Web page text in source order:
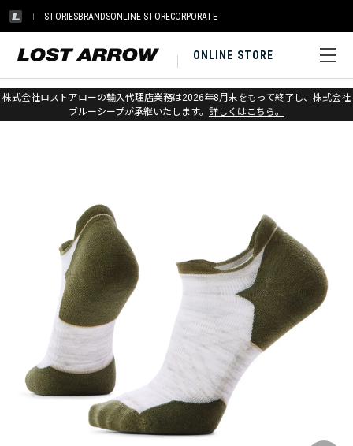
STORIESBRANDSONLINE STORECORPORATE
ONLINE STORE
株式会社ロストアローの輸入代理店業務は2026年8月末をもって終了し、株式会社
ブルーシープが承継いたします。 詳しくはこちら。
ホーム > スマートウール > ソックス > ラン